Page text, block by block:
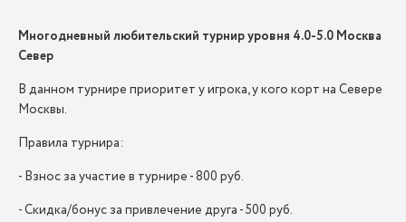
Многодневный любительский турнир уровня 4.0-5.0 Москва
Север
В данном турнире приоритет у игрока, у кого корт на Севере
Москвы.
Правила турнира:
- Взнос за участие в турнире - 800 руб.
- Скидка/бонус за привлечение друга - 500 руб.